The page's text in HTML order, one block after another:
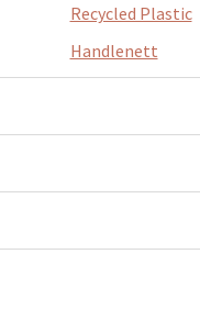
Recycled Plastic
Handlenett